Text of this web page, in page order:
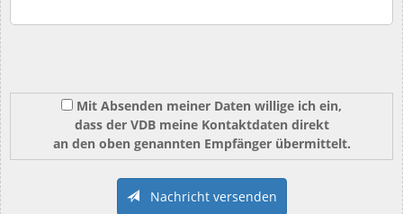
Mit Absenden meiner Daten willige ich ein,
dass der VDB meine Kontaktdaten direkt
an den oben genannten Empfänger übermittelt.
Nachricht versenden